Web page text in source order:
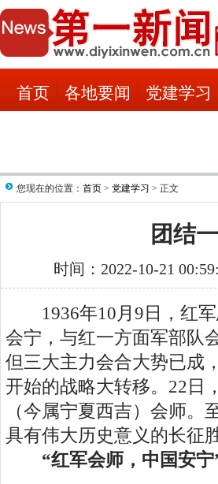
首页 各地要闻 党建学习
您现在的位置： 首页 > 党建学习 > 正文
团结
时间：2022-10-21
1936年10月9日，红军
会宁，与红一方面军部队
但三大主力会合大势已成
开始的战略大转移。22日
（今属宁夏西吉）会师
具有伟大历史意义的长征
“红军会师，中国安宁